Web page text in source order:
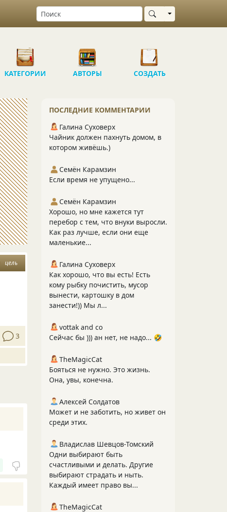
Выбрать область
КАТЕГОРИИ АВТОРЫ СОЗДАТЬ
цель
3
ПОСЛЕДНИЕ КОММЕНТАРИИ
Галина Суховерх
Чайник должен пахнуть домом, в
котором живёшь.)
Семён Карамзин
Если время не упущено...
Семён Карамзин
Хорошо, но мне кажется тут
перебор с тем, что внуки выросли.
Как раз лучше, если они еще
маленькие...
Галина Суховерх
Как хорошо, что вы есть! Есть
кому рыбку почистить, мусор
вынести, картошку в дом
занести!)) Мы л...
vottak and co
Сейчас бы ))) ан нет, не надо... 🤣
TheMagicCat
Бояться не нужно. Это жизнь.
Она, увы, конечна.
Алексей Солдатов
Может и не заботить, но живет он
среди этих.
Владислав Шевцов-Томский
Одни выбирают быть
счастливыми и делать. Другие
выбирают страдать и ныть.
Каждый имеет право вы...
TheMagicCat